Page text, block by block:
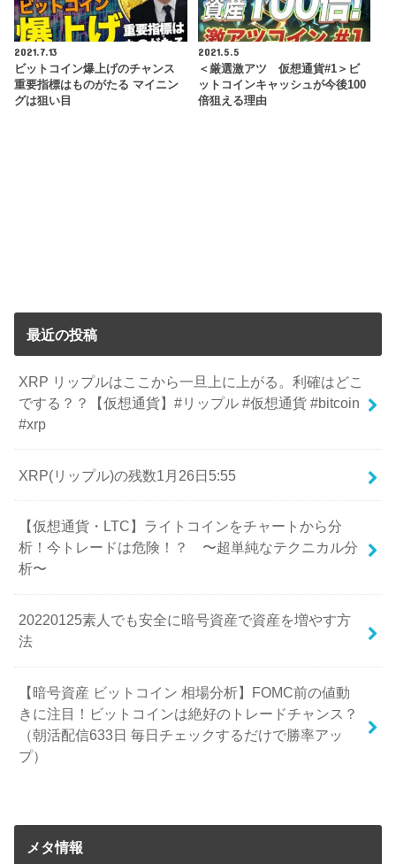
2021.7.13
ビットコイン爆上げのチャンス
重要指標はものがたる マイニン
グは狙い目
2021.5.5
＜厳選激アツ 仮想通貨#1＞ビ
ットコインキャッシュが今後100
倍狙える理由
最近の投稿
XRP リップルはここから一旦上に上がる。利確はどこ
でする？？【仮想通貨】#リップル #仮想通貨 #bitcoin
#xrp
XRP(リップル)の残数1月26日5:55
【仮想通貨・LTC】ライトコインをチャートから分
析！今トレードは危険！？ 〜超単純なテクニカル分
析〜
20220125素人でも安全に暗号資産で資産を増やす方
法
【暗号資産 ビットコイン 相場分析】FOMC前の値動
きに注目！ビットコインは絶好のトレードチャンス？
（朝活配信633日 毎日チェックするだけで勝率アッ
プ）
メタ情報